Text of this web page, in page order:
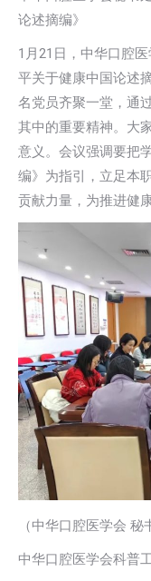
论述摘编》
1月21日，中华口腔
平关于健康中国论述
名党员齐聚一堂，通
其中的重要精神。大
意义。会议强调要把
编》为指引，立足本
贡献力量，为推进健
（中华口腔医学会 秘
中华口腔医学会科普